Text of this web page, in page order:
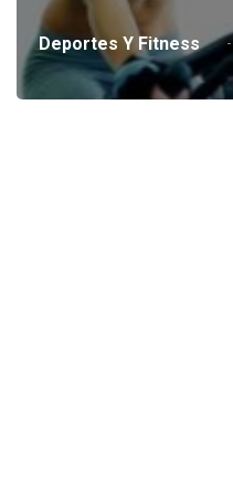
Deportes Y Fitness